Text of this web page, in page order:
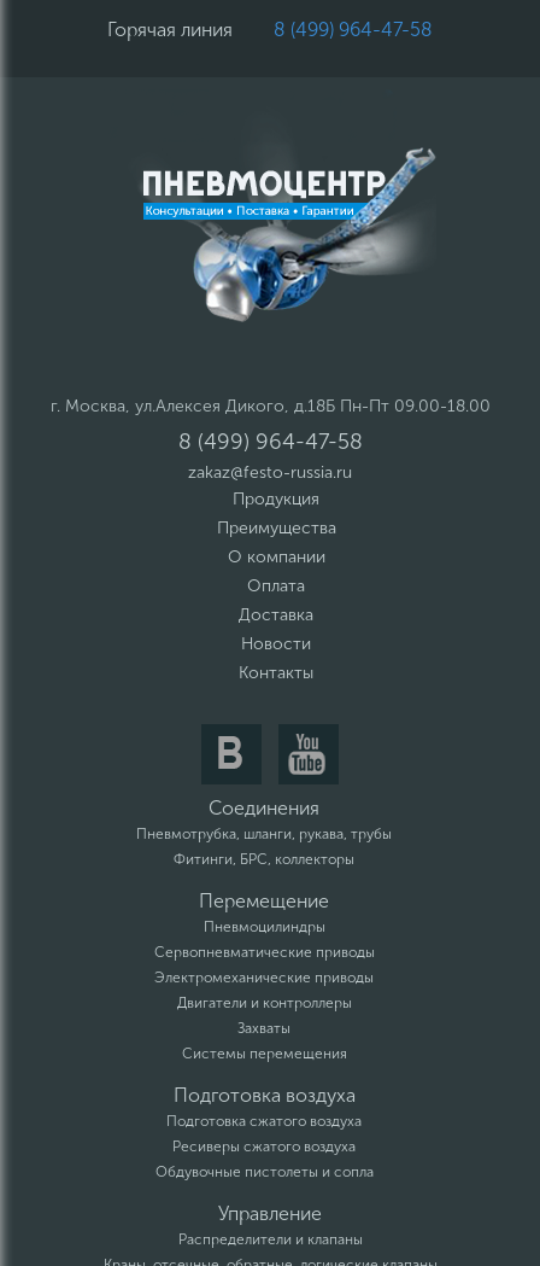
Горячая линия 8 (499) 964-47-58
г. Москва, ул.Алексея Дикого, д.18Б Пн-Пт 09.00-18.00
8 (499) 964-47-58
zakaz@festo-russia.ru
Продукция
Преимущества
О компании
Оплата
Доставка
Новости
Контакты
Соединения
Пневмотрубка, шланги, рукава, трубы
Фитинги, БРС, коллекторы
Перемещение
Пневмоцилиндры
Сервопневматические приводы
Электромеханические приводы
Двигатели и контроллеры
Захваты
Системы перемещения
Подготовка воздуха
Подготовка сжатого воздуха
Ресиверы сжатого воздуха
Обдувочные пистолеты и сопла
Управление
Распределители и клапаны